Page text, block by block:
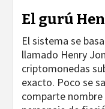
El gurú
El sistema se
llamado Henry
criptomonedas
exacto. Poco se
comparte